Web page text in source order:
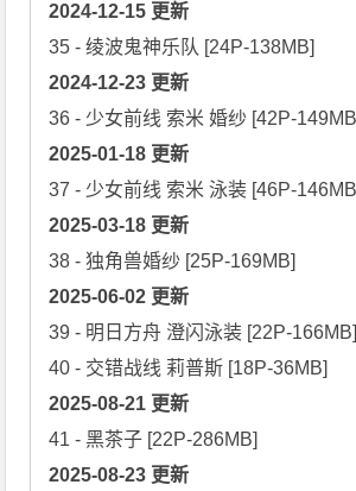
2024-12-15 更新
2024-12-23 更新
2025-01-18 更新
2025-03-18 更新
2025-06-02 更新
39 - 明日方舟 澄闪泳装 [22P-166MB]
2025-08-21 更新
2025-08-23 更新